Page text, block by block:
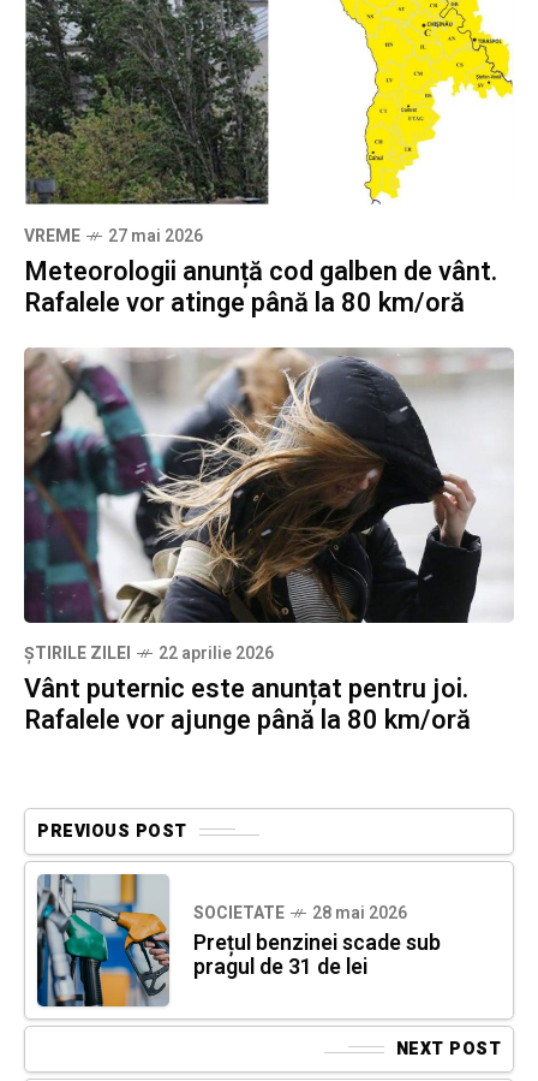
VREME 27 mai 2026
Meteorologii anunță cod galben de vânt.
Rafalele vor atinge până la 80 km/oră
ȘTIRILE ZILEI 22 aprilie 2026
Vânt puternic este anunțat pentru joi.
Rafalele vor ajunge până la 80 km/oră
PREVIOUS POST
SOCIETATE 28 mai 2026
Prețul benzinei scade sub
pragul de 31 de lei
NEXT POST